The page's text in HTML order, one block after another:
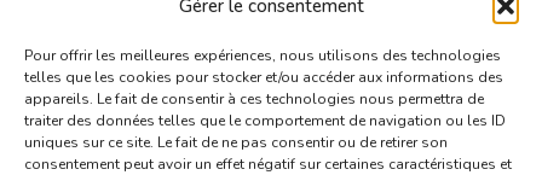
Gérer le consentement
Pour offrir les meilleures expériences, nous utilisons des technologies
telles que les cookies pour stocker et/ou accéder aux informations des
appareils. Le fait de consentir à ces technologies nous permettra de
traiter des données telles que le comportement de navigation ou les ID
uniques sur ce site. Le fait de ne pas consentir ou de retirer son
consentement peut avoir un effet négatif sur certaines caractéristiques et